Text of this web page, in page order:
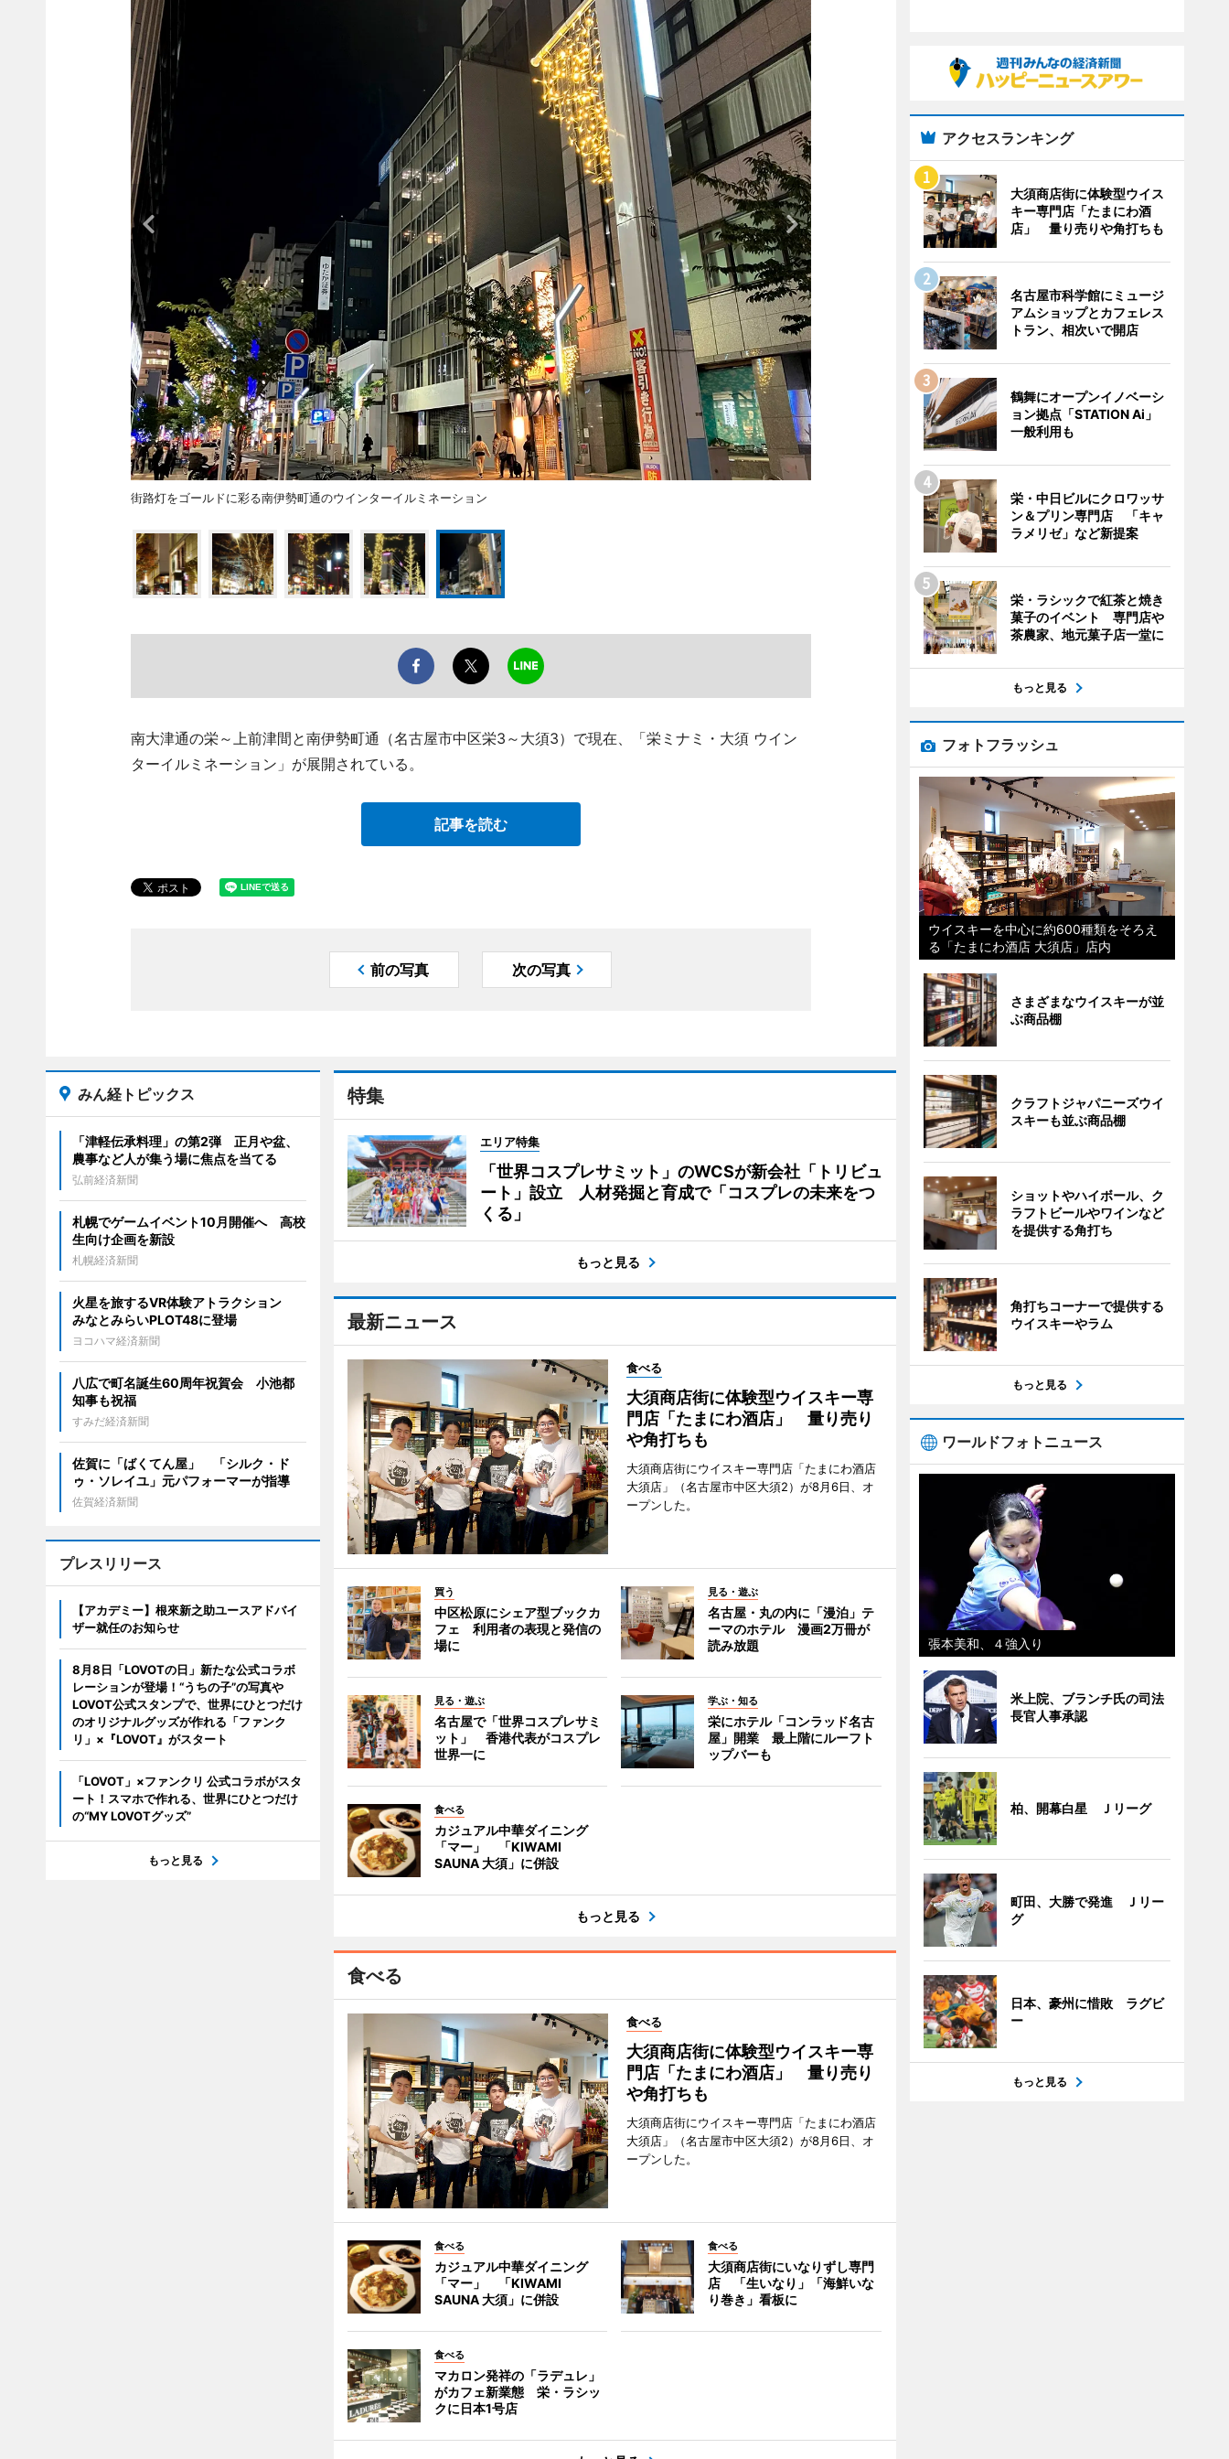
街路灯をゴールドに彩る南伊勢町通のウインターイルミネーション
南大津通の栄～上前津間と南伊勢町通（名古屋市中区栄3～大須3）で現在、「栄ミナミ・大須 ウイン
ターイルミネーション」が展開されている。
記事を読む
前の写真 次の写真
特集
エリア特集
「世界コスプレサミット」のWCSが新会社「トリビュ
ート」設立 人材発掘と育成で「コスプレの未来をつ
くる」
もっと見る
最新ニュース
食べる
大須商店街に体験型ウイスキー専
門店「たまにわ酒店」 量り売り
や角打ちも
大須商店街にウイスキー専門店「たまにわ酒店
大須店」（名古屋市中区大須2）が8月6日、オ
ープンした。
買う
中区松原にシェア型ブックカ
フェ 利用者の表現と発信の
場に
見る・遊ぶ
名古屋・丸の内に「漫泊」テ
ーマのホテル 漫画2万冊が
読み放題
見る・遊ぶ
名古屋で「世界コスプレサミ
ット」 香港代表がコスプレ
世界一に
学ぶ・知る
栄にホテル「コンラッド名古
屋」開業 最上階にルーフト
ップバーも
食べる
カジュアル中華ダイニング
「マー」 「KIWAMI
SAUNA 大須」に併設
もっと見る
食べる
食べる
大須商店街に体験型ウイスキー専
門店「たまにわ酒店」 量り売り
や角打ちも
大須商店街にウイスキー専門店「たまにわ酒店
大須店」（名古屋市中区大須2）が8月6日、オ
ープンした。
食べる
カジュアル中華ダイニング
「マー」 「KIWAMI
SAUNA 大須」に併設
食べる
大須商店街にいなりずし専門
店 「生いなり」「海鮮いな
り巻き」看板に
食べる
マカロン発祥の「ラデュレ」
がカフェ新業態 栄・ラシッ
クに日本1号店
みん経トピックス
「津軽伝承料理」の第2弾 正月や盆、
農事など人が集う場に焦点を当てる
弘前経済新聞
札幌でゲームイベント10月開催へ 高校
生向け企画を新設
札幌経済新聞
火星を旅するVR体験アトラクション
みなとみらいPLOT48に登場
ヨコハマ経済新聞
八広で町名誕生60周年祝賀会 小池都
知事も祝福
すみだ経済新聞
佐賀に「ばくてん屋」 「シルク・ド
ゥ・ソレイユ」元パフォーマーが指導
佐賀経済新聞
プレスリリース
【アカデミー】根來新之助ユースアドバイ
ザー就任のお知らせ
8月8日「LOVOTの日」新たな公式コラボ
レーションが登場！“うちの子”の写真や
LOVOT公式スタンプで、世界にひとつだけ
のオリジナルグッズが作れる「ファンク
リ」×『LOVOT』がスタート
「LOVOT」×ファンクリ 公式コラボがスタ
ート！スマホで作れる、世界にひとつだけ
の“MY LOVOTグッズ”
もっと見る
アクセスランキング
大須商店街に体験型ウイス
キー専門店「たまにわ酒
店」 量り売りや角打ちも
名古屋市科学館にミュージ
アムショップとカフェレス
トラン、相次いで開店
鶴舞にオープンイノベーシ
ョン拠点「STATION Ai」
一般利用も
栄・中日ビルにクロワッサ
ン＆プリン専門店 「キャ
ラメリゼ」など新提案
栄・ラシックで紅茶と焼き
菓子のイベント 専門店や
茶農家、地元菓子店一堂に
もっと見る
フォトフラッシュ
ウイスキーを中心に約600種類をそろえ
る「たまにわ酒店 大須店」店内
さまざまなウイスキーが並
ぶ商品棚
クラフトジャパニーズウイ
スキーも並ぶ商品棚
ショットやハイボール、ク
ラフトビールやワインなど
を提供する角打ち
角打ちコーナーで提供する
ウイスキーやラム
もっと見る
ワールドフォトニュース
張本美和、４強入り
米上院、ブランチ氏の司法
長官人事承認
柏、開幕白星 Ｊリーグ
町田、大勝で発進 Ｊリー
グ
日本、豪州に惜敗 ラグビ
ー
もっと見る